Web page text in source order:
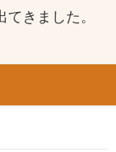
きました。